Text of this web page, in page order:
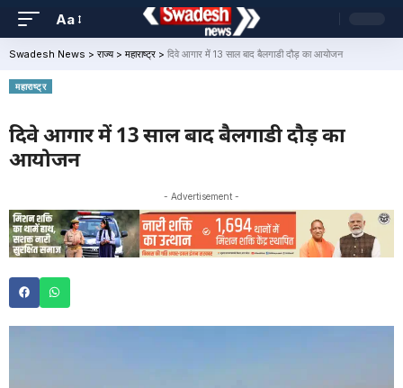
Aa
Swadesh News > राज्य> महाराष्ट्र > दिवे आगार में 13 साल बाद बैलगाडी दौड़ का आयोजन
महाराष्ट्र
दिवे आगार में 13 साल बाद बैलगाडी दौड़ का
आयोजन
- Advertisement -